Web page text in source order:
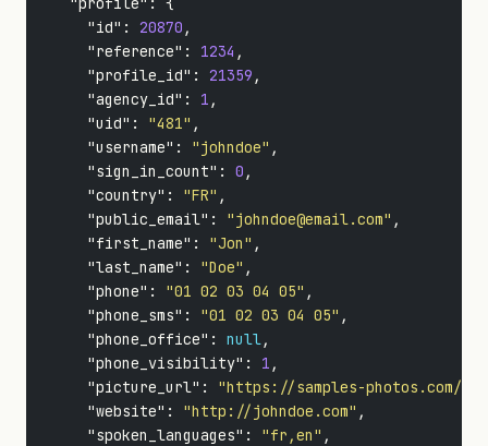
"id" : 20870 ,
"reference" : 1234 ,
"profile_id" : 21359 ,
"agency_id" : 1 ,
"uid" : "481" ,
"username" : "johndoe" ,
"sign_in_count" : 0 ,
"country" : "FR" ,
"public_email" : "johndoe@email.com" ,
"first_name" : "Jon" ,
"last_name" : "Doe" ,
"phone" : "01 02 03 04 05" ,
"phone_sms" : "01 02 03 04 05" ,
"phone_office" : null,
"phone_visibility" : 1 ,
"picture_url" :
"https://samples-photos.com/
"website" : "http://johndoe.com" ,
"spoken_languages" : "fr,en" ,